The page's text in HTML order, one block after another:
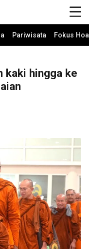
Pariwisata Fokus
kaki hingga ke